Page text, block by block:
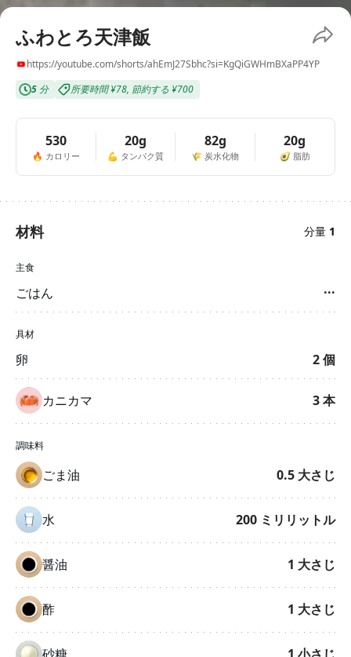
ふわとろ天津飯
https://youtube.com/shorts/ahEmJ27Sbhc?si=KgQiGWHmBXaPP4YP
5 分 所要時間¥78, 節約する ¥700
530
🔥 カロリー
20g
💪 タンパク質
82g
🌾 炭水化物
20g
🥑 脂肪
材料 分量 1
主食
ごはん ···
具材
卵 2個
カニカマ 3本
調味料
ごま油 0.5 大さじ
水 200 ミリリットル
醤油 1 大さじ
酢 1 大さじ